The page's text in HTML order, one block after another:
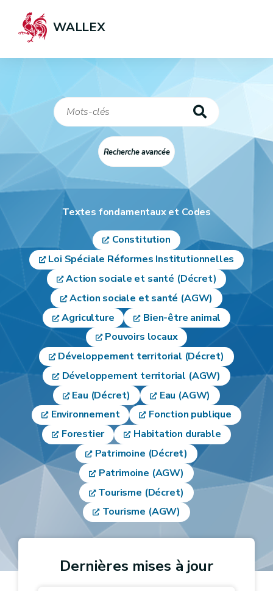
WALLEX
Recherche avancée
Textes fondamentaux et Codes
Constitution
Loi Spéciale Réformes Institutionnelles
Action sociale et santé (Décret)
Action sociale et santé (AGW)
Agriculture
Bien-être animal
Pouvoirs locaux
Développement territorial (Décret)
Développement territorial (AGW)
Eau (Décret)
Eau (AGW)
Environnement
Fonction publique
Forestier
Habitation durable
Patrimoine (Décret)
Patrimoine (AGW)
Tourisme (Décret)
Tourisme (AGW)
Dernières mises à jour